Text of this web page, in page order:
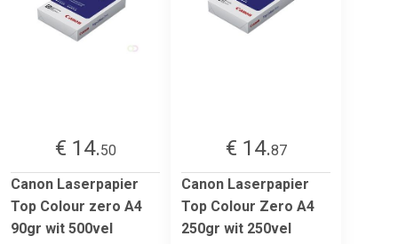
€ 14.50
Canon Laserpapier
Top Colour zero A4
90gr wit 500vel
€ 14.87
Canon Laserpapier
Top Colour Zero A4
250gr wit 250vel